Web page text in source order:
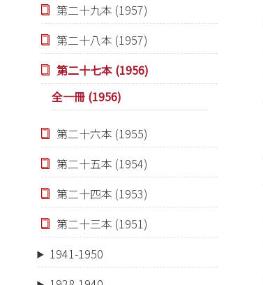
第二十九本 (1957)
第二十八本 (1957)
第二十七本 (1956)
全一冊 (1956)
第二十六本 (1955)
第二十五本 (1954)
第二十四本 (1953)
第二十三本 (1951)
1941-1950